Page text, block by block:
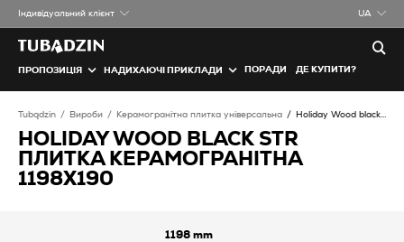
Iндивідуальний клієнт UA
ПРОПОЗИЦІЯ НАДИХАЮЧІ ПРИКЛАДИ ПОРАДИ ДЕ КУПИТИ?
Tubądzin Вироби Керамогранітна плитка універсальна Holiday Wood black STR Плитка керамогранітна
HOLIDAY WOOD BLACK STR
ПЛИТКА КЕРАМОГРАНІТНА
1198X190
1198